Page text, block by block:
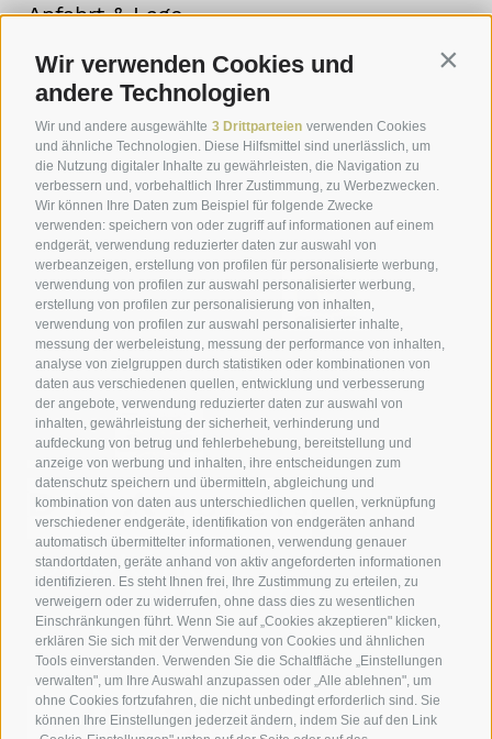
Wir verwenden Cookies und
andere Technologien
Wir und andere ausgewählte 3 Drittparteien verwenden Cookies
und ähnliche Technologien. Diese Hilfsmittel sind unerlässlich, um
die Nutzung digitaler Inhalte zu gewährleisten, die Navigation zu
verbessern und, vorbehaltlich Ihrer Zustimmung, zu Werbezwecken.
Wir können Ihre Daten zum Beispiel für folgende Zwecke
verwenden: speichern von oder zugriff auf informationen auf einem
endgerät, verwendung reduzierter daten zur auswahl von
werbeanzeigen, erstellung von profilen für personalisierte werbung,
verwendung von profilen zur auswahl personalisierter werbung,
erstellung von profilen zur personalisierung von inhalten,
verwendung von profilen zur auswahl personalisierter inhalte,
messung der werbeleistung, messung der performance von inhalten,
analyse von zielgruppen durch statistiken oder kombinationen von
daten aus verschiedenen quellen, entwicklung und verbesserung
der angebote, verwendung reduzierter daten zur auswahl von
inhalten, gewährleistung der sicherheit, verhinderung und
aufdeckung von betrug und fehlerbehebung, bereitstellung und
anzeige von werbung und inhalten, ihre entscheidungen zum
datenschutz speichern und übermitteln, abgleichung und
kombination von daten aus unterschiedlichen quellen, verknüpfung
verschiedener endgeräte, identifikation von endgeräten anhand
automatisch übermittelter informationen, verwendung genauer
standortdaten, geräte anhand von aktiv angeforderten informationen
identifizieren. Es steht Ihnen frei, Ihre Zustimmung zu erteilen, zu
verweigern oder zu widerrufen, ohne dass dies zu wesentlichen
Einschränkungen führt. Wenn Sie auf „Cookies akzeptieren" klicken,
erklären Sie sich mit der Verwendung von Cookies und ähnlichen
Tools einverstanden. Verwenden Sie die Schaltfläche „Einstellungen
verwalten", um Ihre Auswahl anzupassen oder „Alle ablehnen", um
ohne Cookies fortzufahren, die nicht unbedingt erforderlich sind. Sie
können Ihre Einstellungen jederzeit ändern, indem Sie auf den Link
Anfahrt & Lage
Eindrücke
Wetter
Newsletter